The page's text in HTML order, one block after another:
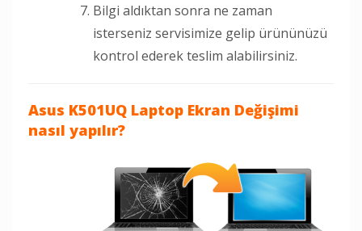
Bilgi aldıktan sonra ne zaman
isterseniz servisimize gelip ürününüzü
kontrol ederek teslim alabilirsiniz.
Asus K501UQ Laptop Ekran Değişimi
nasıl yapılır?